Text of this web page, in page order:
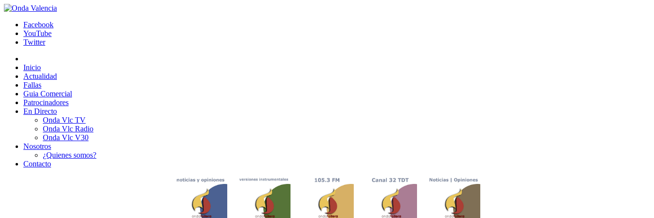
Facebook
YouTube
Twitter
Inicio
Actualidad
Fallas
Guia Comercial
Patrocinadores
En Directo
Onda Vlc TV
Onda Vlc Radio
Onda Vlc V30
Nosotros
¿Quienes somos?
Contacto